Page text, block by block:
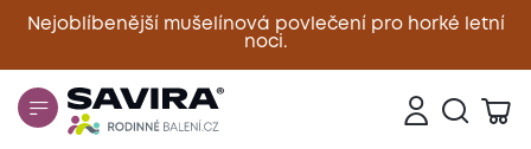
Nejoblíbenější mušelínová povlečení pro horké letní
noci.
Zavřít